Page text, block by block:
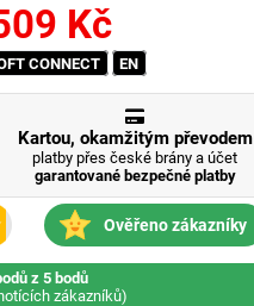
Kč
CONNECT EN
Kartou, okamžitým převodem
platby přes české brány a účet
garantované bezpečné platby
Ověřeno zákazníky
z 5 bodů
zákazníků)